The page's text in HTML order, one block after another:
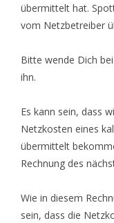
übermittelt hat.
vom Netzbetreiber
Bitte wende Dich
ihn.
Es kann sein, dass
Netzkosten eines
übermittelt
Rechnung des
Wie in diesem
sein, dass die